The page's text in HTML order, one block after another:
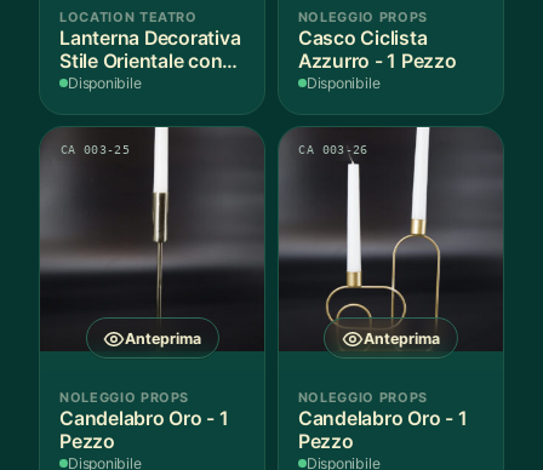
LOCATION TEATRO
Lanterna Decorativa
Stile Orientale con
Vetri Rossi
Disponibile
NOLEGGIO PROPS
Casco Ciclista
Azzurro - 1 Pezzo
Disponibile
Anteprima
CA 003-25
NOLEGGIO PROPS
Candelabro Oro - 1
Pezzo
Disponibile
Anteprima
CA 003-26
NOLEGGIO PROPS
Candelabro Oro - 1
Pezzo
Disponibile